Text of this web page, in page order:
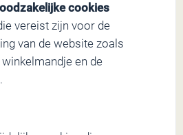
cookies
vereist zijn voor de
van de website zoals
en de